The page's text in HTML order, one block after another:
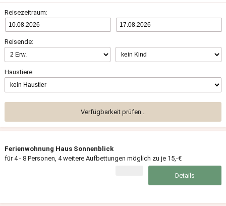
Reisezeitraum:
Reisende:
Haustiere:
Verfügbarkeit prüfen...
Ferienwohnung Haus Sonnenblick
für 4 - 8 Personen, 4 weitere Aufbettungen möglich zu je 15,-€
Details